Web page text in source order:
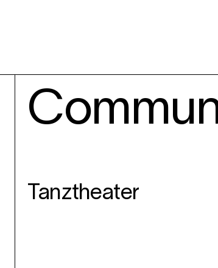
Tanztheater